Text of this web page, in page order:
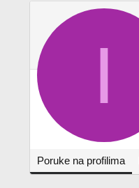
I
Poruke na profilima